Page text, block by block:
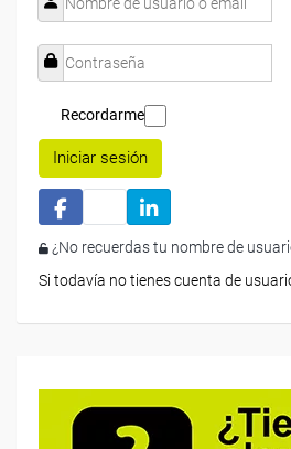
Recordarme
Iniciar sesión
¿No recuerdas tu nombre de
Si todavía no tienes cuenta de